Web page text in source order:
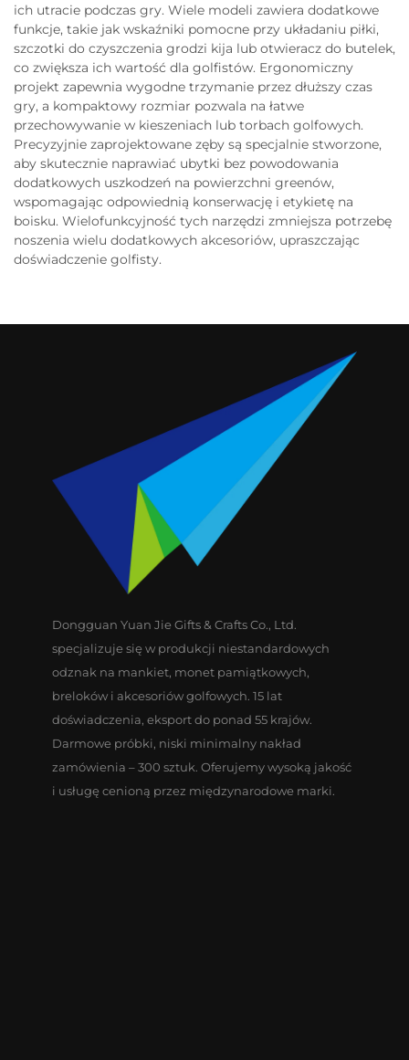
ich utracie podczas gry. Wiele modeli zawiera dodatkowe
funkcje, takie jak wskaźniki pomocne przy układaniu piłki,
szczotki do czyszczenia grodzi kija lub otwieracz do butelek,
co zwiększa ich wartość dla golfistów. Ergonomiczny
projekt zapewnia wygodne trzymanie przez dłuższy czas
gry, a kompaktowy rozmiar pozwala na łatwe
przechowywanie w kieszeniach lub torbach golfowych.
Precyzyjnie zaprojektowane zęby są specjalnie stworzone,
aby skutecznie naprawiać ubytki bez powodowania
dodatkowych uszkodzeń na powierzchni greenów,
wspomagając odpowiednią konserwację i etykietę na
boisku. Wielofunkcyjność tych narzędzi zmniejsza potrzebę
noszenia wielu dodatkowych akcesoriów, upraszczając
doświadczenie golfisty.
Dongguan Yuan Jie Gifts & Crafts Co., Ltd.
specjalizuje się w produkcji niestandardowych
odznak na mankiet, monet pamiątkowych,
breloków i akcesoriów golfowych. 15 lat
doświadczenia, eksport do ponad 55 krajów.
Darmowe próbki, niski minimalny nakład
zamówienia – 300 sztuk. Oferujemy wysoką jakość
i usługę cenioną przez międzynarodowe marki.